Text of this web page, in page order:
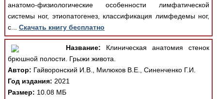
анатомо-физиологические особенности лимфатической
системы ног, этиопатогенез, классификация лимфедемы ног,
с... Скачать книгу бесплатно
Название: Клиническая анатомия стенок
брюшной полости. Грыжи живота.
Автор: Гайворонский И.В., Милюков В.Е., Синенченко Г.И.
Год издания: 2021
Размер: 10.08 МБ